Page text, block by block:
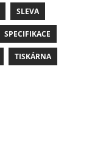
SLEVA
SPECIFIKACE
TISKÁRNA